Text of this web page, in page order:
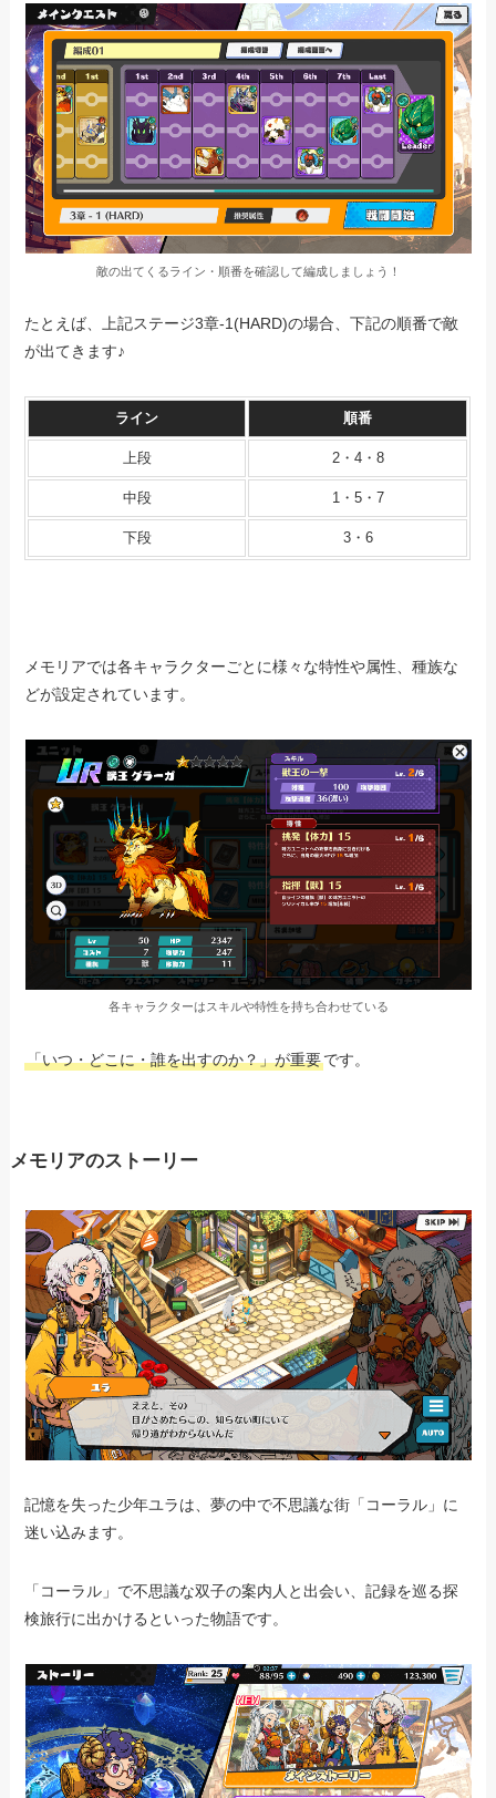
敵の出てくるライン・順番を確認して編成しましょう！
たとえば、上記ステージ3章-1(HARD)の場合、下記の順番で敵
が出てきます♪
ライン 順番
上段 2・4・8
中段 1・5・7
下段 3・6
メモリアでは各キャラクターごとに様々な特性や属性、種族な
どが設定されています。
各キャラクターはスキルや特性を持ち合わせている
「いつ・どこに・誰を出すのか？」が重要です。
メモリアのストーリー
記憶を失った少年ユラは、夢の中で不思議な街「コーラル」に
迷い込みます。
「コーラル」で不思議な双子の案内人と出会い、記録を巡る探
検旅行に出かけるといった物語です。